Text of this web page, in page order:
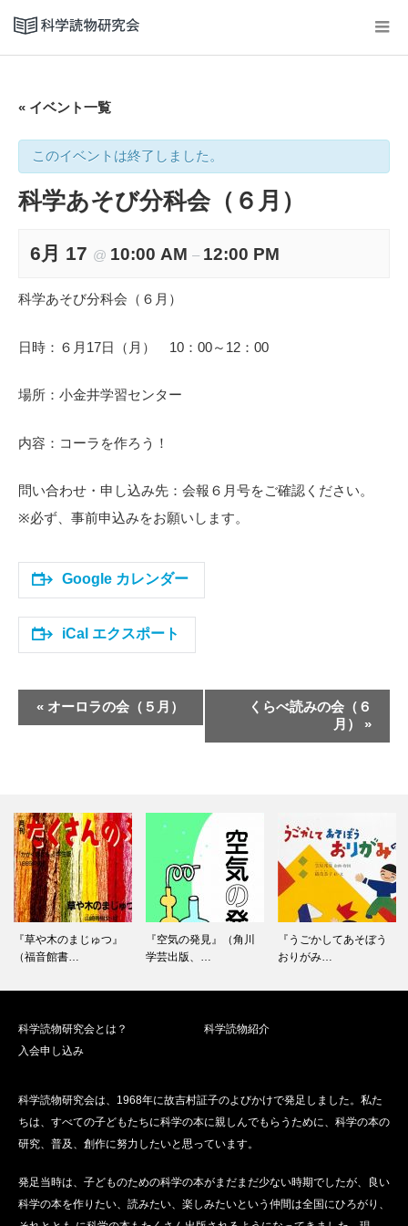
« イベント一覧
このイベントは終了しました。
科学あそび分科会（６月）
6月 17 @ 10:00 AM – 12:00 PM
科学あそび分科会（６月）
日時：６月17日（月） 10：00～12：00
場所：小金井学習センター
内容：コーラを作ろう！
問い合わせ・申し込み先：会報６月号をご確認ください。
※必ず、事前申込みをお願いします。
Google カレンダー
iCal エクスポート
ベ
ビ
ゲ
ー
シ
ョ
ン
« オーロラの会（５月）
くらべ読みの会（６
月） »
『草や木のまじゅつ』
（福音館書…
『空気の発見』（角川
学芸出版、…
『うごかしてあそぼう
おりがみ…
科学読物研究会とは？
科学読物紹介
入会申し込み
科学読物研究会は、1968年に故吉村証子のよびかけで発足しました。私た
ちは、すべての子どもたちに科学の本に親しんでもらうために、科学の本の
研究、普及、創作に努力したいと思っています。
発足当時は、子どものための科学の本がまだまだ少ない時期でしたが、良い
科学の本を作りたい、読みたい、楽しみたいという仲間は全国にひろがり、